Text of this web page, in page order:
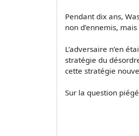
Pendant dix ans,
non d’ennemis,
L’adversaire n’en
stratégie du
cette stratégie
Sur la question